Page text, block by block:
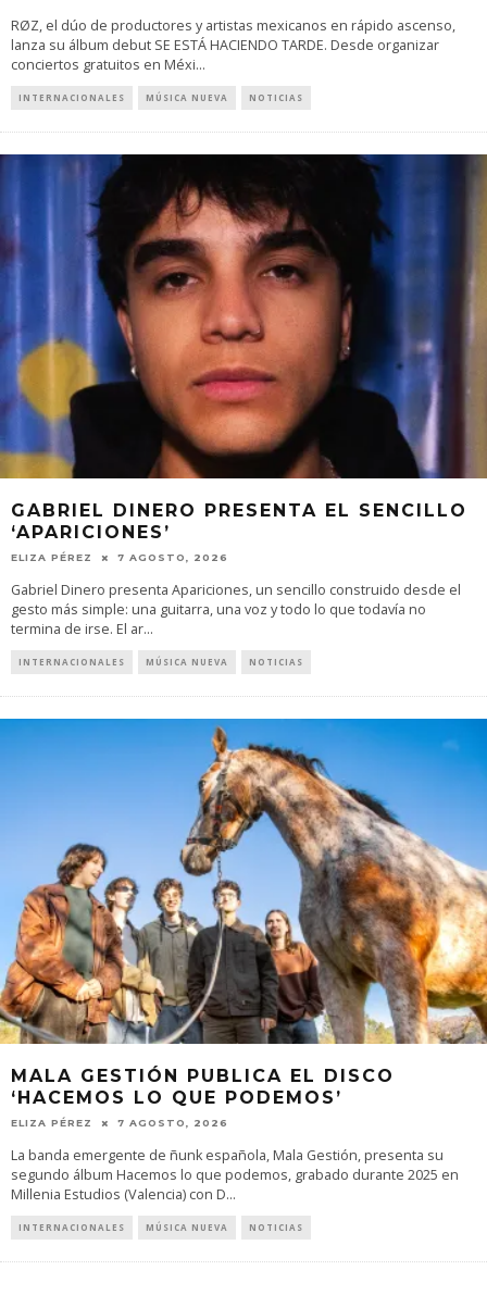
RØZ, el dúo de productores y artistas mexicanos en rápido ascenso,
lanza su álbum debut SE ESTÁ HACIENDO TARDE. Desde organizar
conciertos gratuitos en Méxi...
INTERNACIONALES MÚSICA NUEVA NOTICIAS
GABRIEL DINERO PRESENTA EL SENCILLO
‘APARICIONES’
ELIZA PÉREZ 7 AGOSTO, 2026
Gabriel Dinero presenta Apariciones, un sencillo construido desde el
gesto más simple: una guitarra, una voz y todo lo que todavía no
termina de irse. El ar...
INTERNACIONALES MÚSICA NUEVA NOTICIAS
MALA GESTIÓN PUBLICA EL DISCO
‘HACEMOS LO QUE PODEMOS’
ELIZA PÉREZ 7 AGOSTO, 2026
La banda emergente de ñunk española, Mala Gestión, presenta su
segundo álbum Hacemos lo que podemos, grabado durante 2025 en
Millenia Estudios (Valencia) con D...
INTERNACIONALES MÚSICA NUEVA NOTICIAS